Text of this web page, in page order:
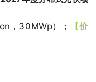
，30MWp） ；
【价